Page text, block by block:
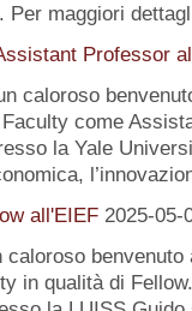
Per maggiori
Professor
caloroso
come
la Yale
all'EIEF 2025-05-
caloroso
in qualità di